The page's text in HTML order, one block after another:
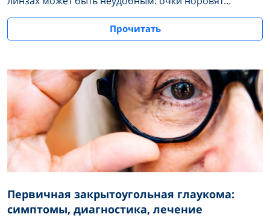
сползти, а линзы сушат глаза. Именно поэтому
многие спортсмены решают прибегнуть к лазерной
коррекции зрения. Однако после операции может
изменения тренировочного режима. Разберемся, как
проходит восстановление после хирургического
вмешательства, что нужно сделать, чтобы избежать
осложнений и когда можно вернуться к занятиям
спортом после лазерной коррекции зрения.
Прочитать
Первичная закрытоугольная глаукома:
симптомы, диагностика, лечение